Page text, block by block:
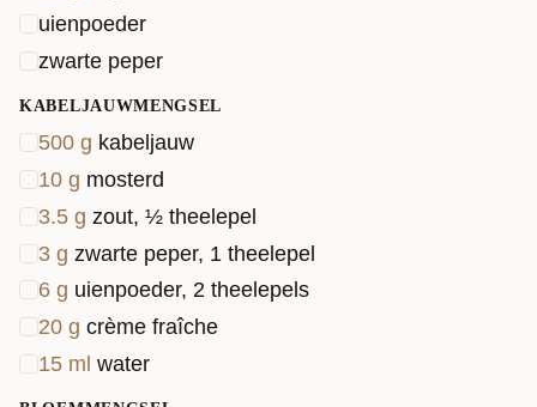
uienpoeder
zwarte peper
KABELJAUWMENGSEL
500 g kabeljauw
10 g mosterd
3.5 g zout, ½ theelepel
3 g zwarte peper, 1 theelepel
6 g uienpoeder, 2 theelepels
20 g crème fraîche
15 ml water